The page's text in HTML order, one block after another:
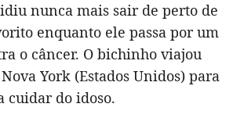
nunca mais sair de perto de
enquanto ele passa por um
o câncer. O bichinho viajou
York (Estados Unidos) para
cuidar do idoso.